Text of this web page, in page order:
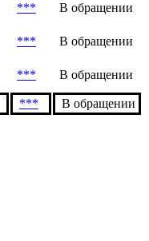
***
В обращении
***
В обращении
*** В обращении
*** В обращении